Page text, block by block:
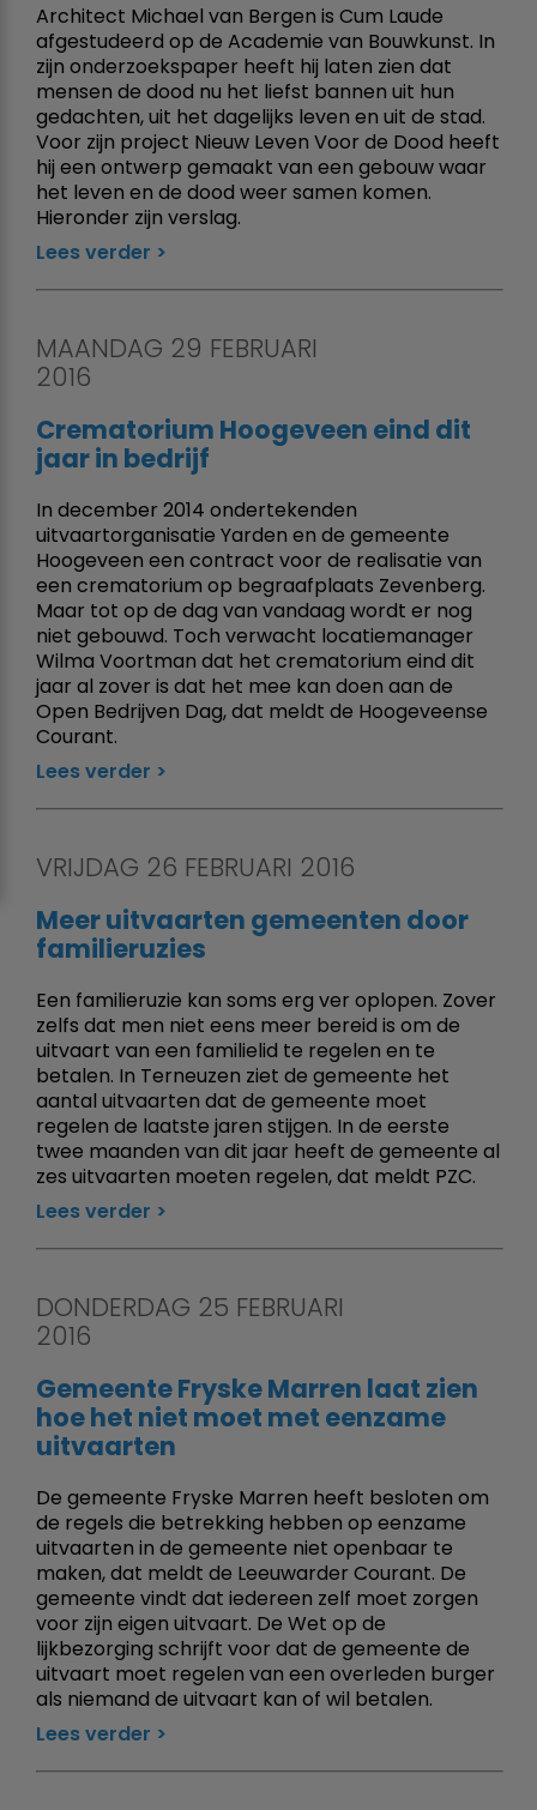
Architect Michael van Bergen is Cum Laude
afgestudeerd op de Academie van Bouwkunst. In
zijn onderzoekspaper heeft hij laten zien dat
mensen de dood nu het liefst bannen uit hun
gedachten, uit het dagelijks leven en uit de stad.
Voor zijn project Nieuw Leven Voor de Dood heeft
hij een ontwerp gemaakt van een gebouw waar
het leven en de dood weer samen komen.
Hieronder zijn verslag.
Lees verder
MAANDAG 29 FEBRUARI
2016
Crematorium Hoogeveen eind dit
jaar in bedrijf
In december 2014 ondertekenden
uitvaartorganisatie Yarden en de gemeente
Hoogeveen een contract voor de realisatie van
een crematorium op begraafplaats Zevenberg.
Maar tot op de dag van vandaag wordt er nog
niet gebouwd. Toch verwacht locatiemanager
Wilma Voortman dat het crematorium eind dit
jaar al zover is dat het mee kan doen aan de
Open Bedrijven Dag, dat meldt de Hoogeveense
Courant.
Lees verder
VRIJDAG 26 FEBRUARI 2016
Meer uitvaarten gemeenten door
familieruzies
Een familieruzie kan soms erg ver oplopen. Zover
zelfs dat men niet eens meer bereid is om de
uitvaart van een familielid te regelen en te
betalen. In Terneuzen ziet de gemeente het
aantal uitvaarten dat de gemeente moet
regelen de laatste jaren stijgen. In de eerste
twee maanden van dit jaar heeft de gemeente al
zes uitvaarten moeten regelen, dat meldt PZC.
Lees verder
DONDERDAG 25 FEBRUARI
2016
Gemeente Fryske Marren laat zien
hoe het niet moet met eenzame
uitvaarten
De gemeente Fryske Marren heeft besloten om
de regels die betrekking hebben op eenzame
uitvaarten in de gemeente niet openbaar te
maken, dat meldt de Leeuwarder Courant. De
gemeente vindt dat iedereen zelf moet zorgen
voor zijn eigen uitvaart. De Wet op de
lijkbezorging schrijft voor dat de gemeente de
uitvaart moet regelen van een overleden burger
als niemand de uitvaart kan of wil betalen.
Lees verder